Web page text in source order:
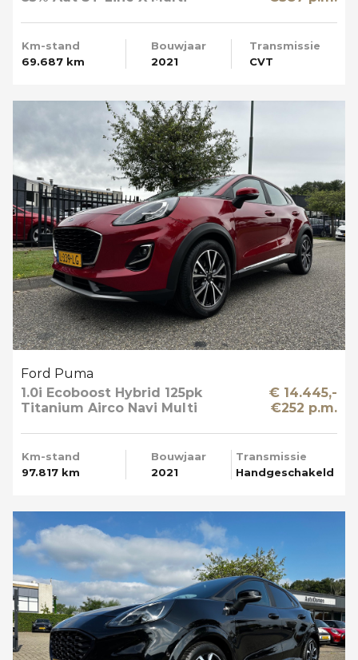
Km-stand
69.687 km
Bouwjaar
2021
Transmissie
CVT
Ford Puma
1.0i Ecoboost Hybrid 125pk
Titanium Airco Navi Multi
€ 14.445,-
€252 p.m.
Km-stand
97.817 km
Bouwjaar
2021
Transmissie
Handgeschakeld